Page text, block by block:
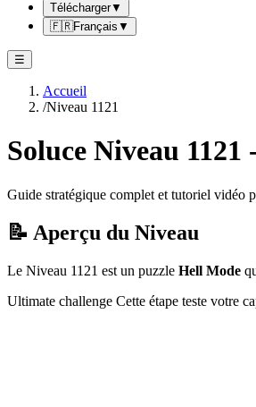
Télécharger▼
🇫🇷Français ▼
☰
Accueil
/Niveau 1121
Soluce Niveau 1121
Guide stratégique complet et tutoriel vidéo
📝 Aperçu du Niveau
Le Niveau 1121 est un puzzle Hell Mode
Ultimate challenge Cette étape teste votre